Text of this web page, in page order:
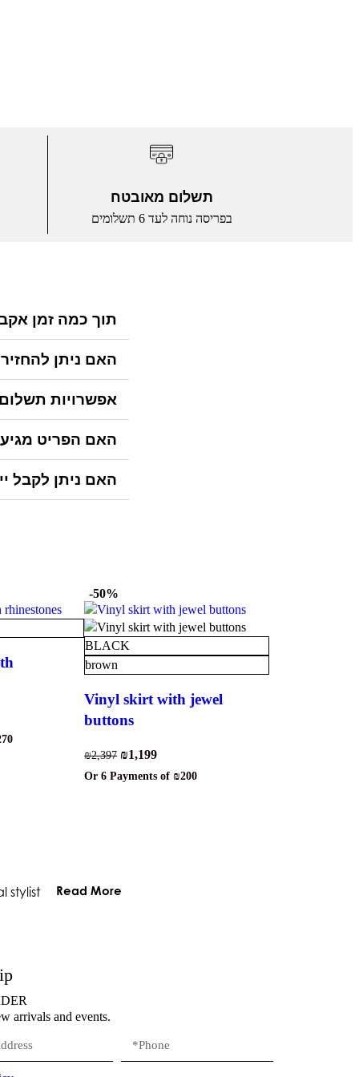
תשלום מאובטח
בפריסה נוחה לעד 6 תשלומים
תוך כמה זמן
האם ניתן
אפשרויות
האם הפריט
האם ניתן לקבל
-50%
BLACK
brown
Vinyl skirt with jewel
buttons
₪2,397 ₪1,199
Or 6 Payments of₪200
stylist Read More
arrivals and events.